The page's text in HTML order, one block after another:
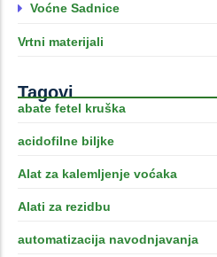
Voćne Sadnice
Vrtni materijali
Tagovi
abate fetel kruška
acidofilne biljke
Alat za kalemljenje voćaka
Alati za rezidbu
automatizacija navodnjavanja